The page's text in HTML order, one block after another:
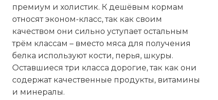
премиум и холистик. К дешёвым кормам
относят эконом-класс, так как своим
качеством они сильно уступает остальным
трём классам – вместо мяса для получения
белка используют кости, перья, шкуры.
Оставшиеся три класса дорогие, так как они
содержат качественные продукты, витамины
и минералы.